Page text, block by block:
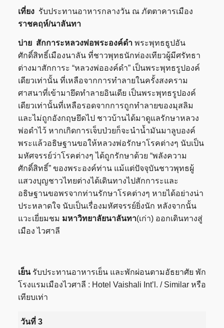
เที่ยงรับประทานอาหารกลางวัน ณ ภัตตาคารเมือง
ราชคฤห์/นาลันทา
บ่าย สักการะหลวงพ่อพระองค์ดำพระพุทธธูปอัน
ศักดิ์สิทธิ์เมืองนาลัน ที่ชาวพุทธนักท่องเทียวผู้มีศรัทธา
ต่างมาสักการะ “หลวงพ่อองค์ดำ” เป็นพระพุทธรูปองค์
เดียวเท่านั้น ที่เหลือจากการทำลายในครั้งสงคราม
ศาสนาที่เข้ามายึดทำลายอินเดีย เป็นพระพุทธรูปองค์
เดียวเท่านั้นที่เหลือรอดจากการถูกทำลายของมุสลิม
และไม่ถูกอังกฤษยึดไป ชาวบ้านได้มาดูแลรักษาหลวง
พ่อดำไว้ หากเกิดการเจ็บป่วยก็จะนำน้ำมันมาลูบองค์
พระแล้วอธิษฐานขอให้หลวงพ่อรักษาโรคต่างๆ นับเป็น
มหัศจรรย์ว่าโรคต่างๆ ได้ถูกรักษาด้วย “พลังความ
ศักดิ์สิทธิ์” ของพระองค์ท่าน แม้แต่ปัจจุบันชาวพุทธผู้
แสวงบุญชาวไทยต่างได้เดินทางไปสักการะและ
อธิษฐานขอพรจากท่านรักษาโรคต่างๆ หายได้อย่างน่า
ประหลาดใจ นับเป็นเรื่องมหัศจรรย์ยิ่งนัก หลังจากนั้น
แวะเยี่ยมชม มหาวิทยาลัยนาลันทา(เก่า) ออกเดินทางสู่
เมือง ไวศาลี
เย็นรับประทานอาหารเย็น และพักผ่อนตามอัธยาศัย พัก
โรงแรมเมืองไวศาลี : Hotel Vaishali Int’l. / Similar หรือ
เทียบเท่า
วันที่ 3